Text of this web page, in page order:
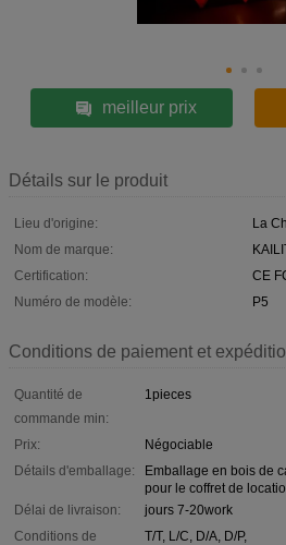
meilleur prix
Détails sur le produit
Lieu d'origine:
La
Nom de marque:
Certification:
CE
Numéro de modèle:
P5
Conditions de paiement et
Quantité de
commande min:
1pieces
Prix:
Négociable
Détails d'emballage:
Emballage en bois de
pour le coffret de
Délai de livraison:
jours 7-20work
Conditions de
T/T, L/C, D/A, D/P,